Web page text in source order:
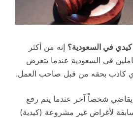
كيدي في السعودية؟ إنه من أكثر
في السعودية عندما يتعرض
كاذب بحقه من قبل صاحب العمل.
شخصاً آخر عندما يتم رفع
لأغراض غير مشروعة (كيدية)